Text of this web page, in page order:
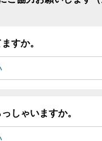
すか。
しゃいますか。